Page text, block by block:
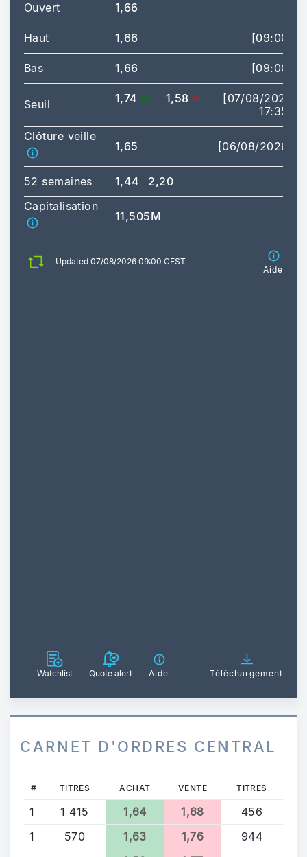
Ouvert 1,66
Haut 1,66 [09:00]
Bas 1,66 [09:00]
Seuil 1,74 1,58
[07/08/2026
17:35]
Clôture veille
1,65 [06/08/2026]
52 semaines 1,44
2,20
Capitalisation
11,505M
Updated 07/08/2026 09:00 CEST
Aide
Watchlist Quote alert Aide Téléchargement
CARNET D'ORDRES CENTRAL
# TITRES ACHAT VENTE TITRES
1 1 415 1,64 1,68
456
1
570 1,63 1,76
944